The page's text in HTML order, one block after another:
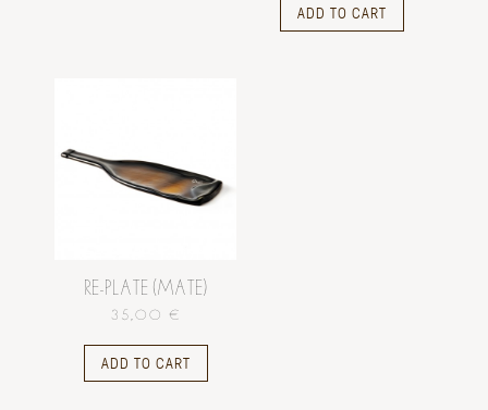
ADD TO CART
RE-PLATE (MATE)
35,00 €
ADD TO CART